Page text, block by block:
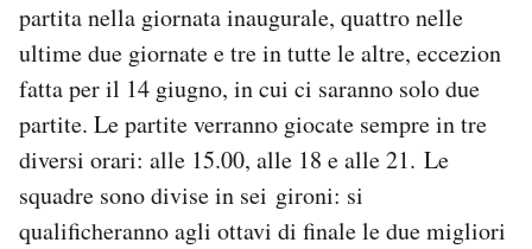
CALENDARIO
AREA PERSONALE
Area Personale
Newsletter
Notifiche mobile
Regala il Post
partita nella giornata inaugurale, quattro nelle
ultime due giornate e tre in tutte le altre, eccezion
fatta per il 14 giugno, in cui ci saranno solo due
partite. Le partite verranno giocate sempre in tre
diversi orari: alle 15.00, alle 18 e alle 21. Le
squadre sono divise in sei gironi: si
qualificheranno agli ottavi di finale le due migliori